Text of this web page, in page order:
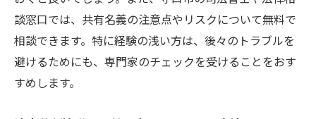
談窓口では、共有名義の注意点やリスクについて無料で
相談できます。特に経験の浅い方は、後々のトラブルを
避けるためにも、専門家のチェックを受けることをおす
すめします。